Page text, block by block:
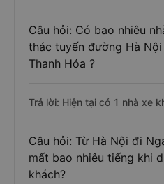
Câu hỏi: Có bao nhiêu
thác tuyến đường Hà
Thanh Hóa ?
Trả lời: Hiện tại có 1 nhà xe
Câu hỏi: Từ Hà Nội đi
mất bao nhiêu tiếng khi
khách?